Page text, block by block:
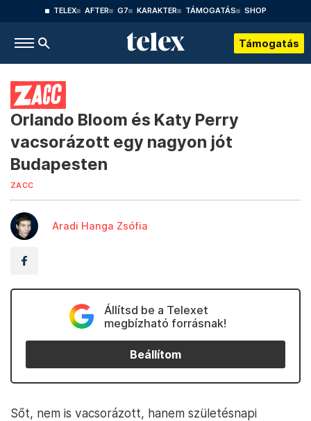
TELEX AFTER G7 KARAKTER TÁMOGATÁS SHOP
Támogatás
Orlando Bloom és Katy Perry
vacsorázott egy nagyon jót
Budapesten
ZACC
Aradi Hanga Zsófia
Állítsd be a Telexet
megbízható forrásnak!
Beállítom
Sőt, nem is vacsorázott, hanem születésnapi